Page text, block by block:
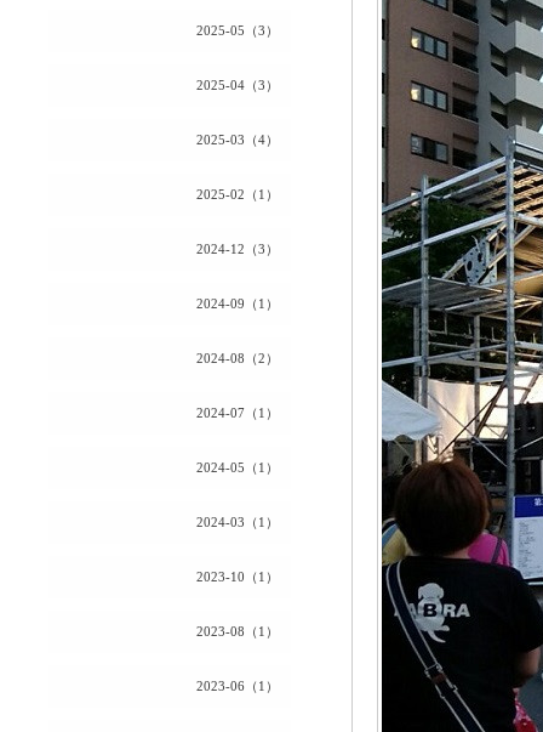
2025-05（3）
2025-04（3）
2025-03（4）
2025-02（1）
2024-12（3）
2024-09（1）
2024-08（2）
2024-07（1）
2024-05（1）
2024-03（1）
2023-10（1）
2023-08（1）
2023-06（1）